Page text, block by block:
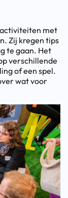
activiteiten met
Zij kregen tips
te gaan. Het
verschillende
of een spel.
wat voor